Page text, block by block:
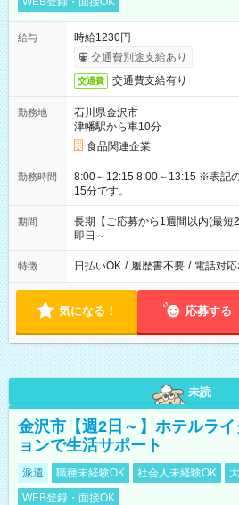
給与
時給1230円
交通費別途支給あり
交通費 交通費支給有り
勤務地
石川県金沢市
津幡駅から車10分
食品関連企業
勤務時間
8:00～12:15 8:00～13:15 ※表記のうち実働4時間15分から5時間
15分です。
期間
長期【ご応募から1週間以内(最短
即日～
特徴 日払いOK / 履歴書不要 / 電話対応
気になる！ 応募する
未読
金沢市【週2日～】ホテルラ
ョンで生活サポート
派遣 職種未経験OK 社会人未経験OK
WEB登録・面接OK